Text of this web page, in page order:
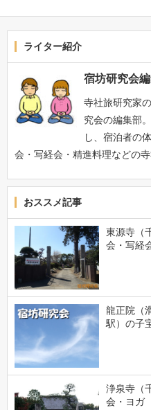
ライター紹介
宿坊研究会
寺社旅研究家
究会の編集部
し、宿泊者の
会・写経会・精進料理などの
おススメ記事
東源寺（
会・写経
龍正院（
駅）の子
浄泉寺（
会・ヨガ